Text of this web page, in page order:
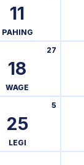
11
PAHING
18
27
WAGE
25
5
LEGI